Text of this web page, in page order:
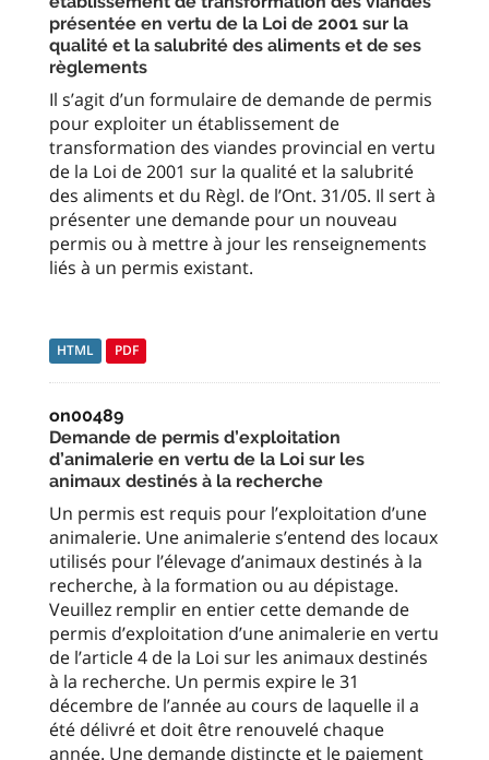
présentée en vertu de la Loi de 2001 sur la
qualité et la salubrité des aliments et de ses
règlements
Il s’agit d’un formulaire de demande de permis
pour exploiter un établissement de
transformation des viandes provincial en vertu
de la Loi de 2001 sur la qualité et la salubrité
des aliments et du Règl. de l’Ont. 31/05. Il sert à
présenter une demande pour un nouveau
permis ou à mettre à jour les renseignements
liés à un permis existant.
HTML PDF
on00489
Demande de permis d’exploitation
d’animalerie en vertu de la Loi sur les
animaux destinés à la recherche
Un permis est requis pour l’exploitation d’une
animalerie. Une animalerie s’entend des locaux
utilisés pour l’élevage d’animaux destinés à la
recherche, à la formation ou au dépistage.
Veuillez remplir en entier cette demande de
permis d’exploitation d’une animalerie en vertu
de l’article 4 de la Loi sur les animaux destinés
à la recherche. Un permis expire le 31
décembre de l’année au cours de laquelle il a
été délivré et doit être renouvelé chaque
année. Une demande distincte et le paiement